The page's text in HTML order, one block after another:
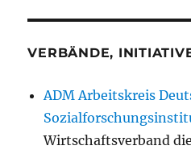
VERBÄNDE,
ADM Arbeitskreis
Wirtschaftsverband